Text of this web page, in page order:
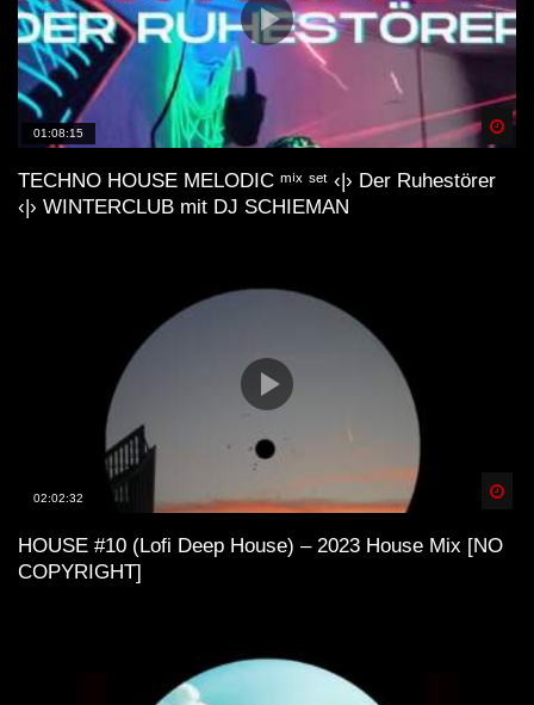
01:08:15
TECHNO HOUSE MELODIC ᵐⁱˣ ˢᵉᵗ ‹|› Der Ruhestörer
‹|› WINTERCLUB mit DJ SCHIEMAN
02:02:32
HOUSE #10 (Lofi Deep House) – 2023 House Mix [NO
COPYRIGHT]